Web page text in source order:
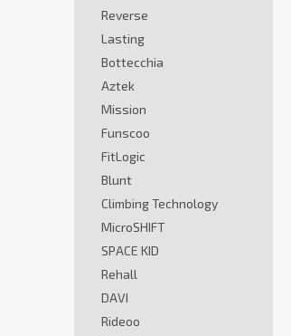
Reverse
Lasting
Bottecchia
Aztek
Mission
Funscoo
FitLogic
Blunt
Climbing Technology
MicroSHIFT
SPACE KID
Rehall
DAVI
Rideoo